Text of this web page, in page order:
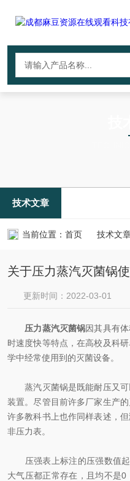
技术文章
当前位置： 首页 技术文
关于压力蒸汽灭菌锅
更新时间：2022-03-01
压力蒸汽灭菌锅因其具有
时速度快等特点，在高校及科
学中经常使用到的灭菌设备。
蒸汽灭菌锅是既能耐压又可
装置。尽管目前许多厂家生产
许多教科书上也作同样表述，
非压力表。
压强表上标注的压强数值起
大气压都正常存在，且均不是